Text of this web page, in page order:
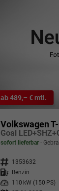
ab 489,– € mtl.
Volkswagen
Goal
sofort lieferbar
Fahrzeugnr. 1353632
Kraftstoff Benzin
Leistung
110 kW (150 PS)